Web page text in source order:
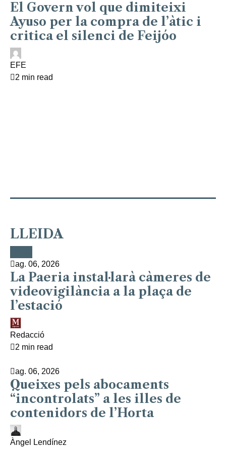
El Govern vol que dimiteixi
Ayuso per la compra de l’àtic i
critica el silenci de Feijóo
EFE
2 min read
LLEIDA
ag. 06, 2026
La Paeria instal·larà càmeres de
videovigilància a la plaça de
l’estació
Redacció
2 min read
ag. 06, 2026
Queixes pels abocaments
“incontrolats” a les illes de
contenidors de l’Horta
Àngel Lendínez